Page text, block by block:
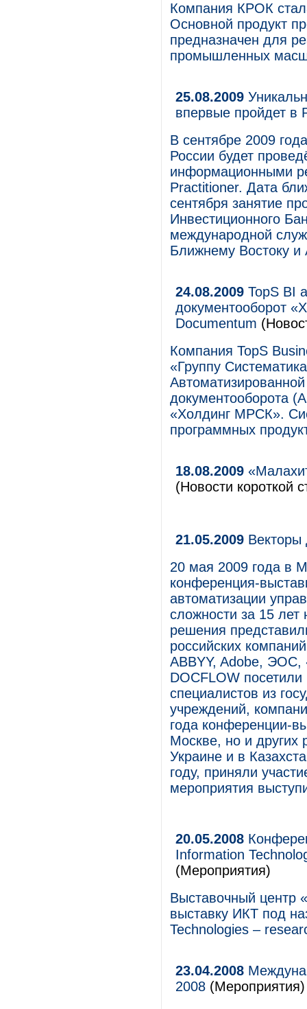
Компания КРОК
Основной продукт
предназначен для
промышленных
25.08.2009
впервые пройдет в
В сентябре 2009
России будет
информационными
Practitioner. Дата
сентября занятие
Инвестиционного
международной
Ближнему Востоку
24.08.2009 TopS BI
документооборот
Documentum
Компания TopS
«Группу
документооборота
«Холдинг МРСК».
программных
18.08.2009
(Новости короткой
21.05.2009 Векторы
20 мая 2009 года в
конференция-
автоматизации
сложности за 15 лет
решения
российских
ABBYY, Adobe, ЭОС,
DOCFLOW
специалистов из
учреждений,
года конференции-
Москве, но и других
Украине и в
году, приняли
мероприятия
20.05.2008
Information
(Мероприятия)
Выставочный центр
выставку ИКТ под
Technologies –
23.04.2008
2008 (Мероприятия)